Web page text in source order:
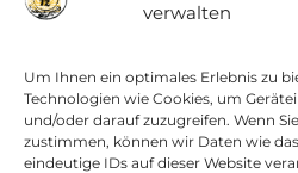
verwalten
Um Ihnen ein optimales Erlebnis zu
Technologien wie Cookies, um
und/oder darauf zuzugreifen. Wenn
zustimmen, können wir Daten wie
eindeutige IDs auf dieser Website
Vereinte Nationen
Vorphilatelie
Zensurbelege